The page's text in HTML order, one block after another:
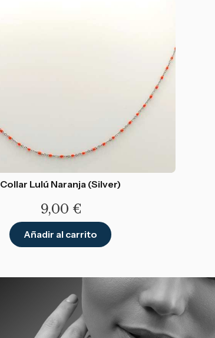
Collar Lulú Naranja (Silver)
9,00 €
Añadir al carrito